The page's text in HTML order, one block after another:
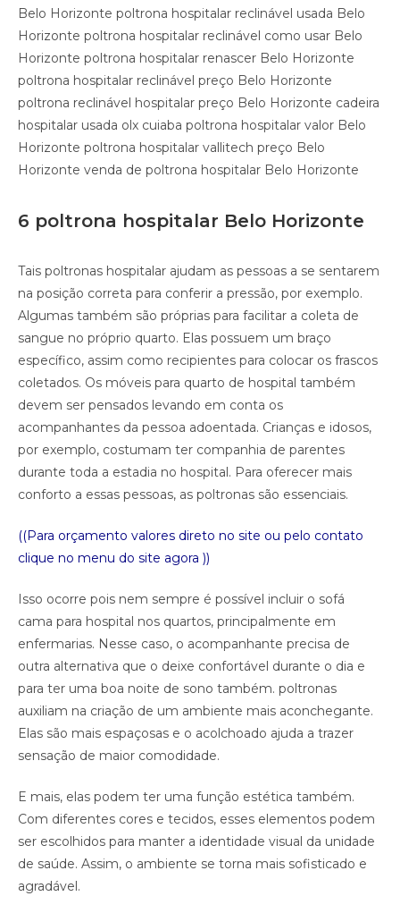
Belo Horizonte poltrona hospitalar reclinável usada Belo
Horizonte poltrona hospitalar reclinável como usar Belo
Horizonte poltrona hospitalar renascer Belo Horizonte
poltrona hospitalar reclinável preço Belo Horizonte
poltrona reclinável hospitalar preço Belo Horizonte cadeira
hospitalar usada olx cuiaba poltrona hospitalar valor Belo
Horizonte poltrona hospitalar vallitech preço Belo
Horizonte venda de poltrona hospitalar Belo Horizonte
6 poltrona hospitalar Belo Horizonte
Tais poltronas hospitalar ajudam as pessoas a se sentarem
na posição correta para conferir a pressão, por exemplo.
Algumas também são próprias para facilitar a coleta de
sangue no próprio quarto. Elas possuem um braço
específico, assim como recipientes para colocar os frascos
coletados. Os móveis para quarto de hospital também
devem ser pensados levando em conta os
acompanhantes da pessoa adoentada. Crianças e idosos,
por exemplo, costumam ter companhia de parentes
durante toda a estadia no hospital. Para oferecer mais
conforto a essas pessoas, as poltronas são essenciais.
((Para orçamento valores direto no site ou pelo contato
clique no menu do site agora ))
Isso ocorre pois nem sempre é possível incluir o sofá
cama para hospital nos quartos, principalmente em
enfermarias. Nesse caso, o acompanhante precisa de
outra alternativa que o deixe confortável durante o dia e
para ter uma boa noite de sono também. poltronas
auxiliam na criação de um ambiente mais aconchegante.
Elas são mais espaçosas e o acolchoado ajuda a trazer
sensação de maior comodidade.
E mais, elas podem ter uma função estética também.
Com diferentes cores e tecidos, esses elementos podem
ser escolhidos para manter a identidade visual da unidade
de saúde. Assim, o ambiente se torna mais sofisticado e
agradável.